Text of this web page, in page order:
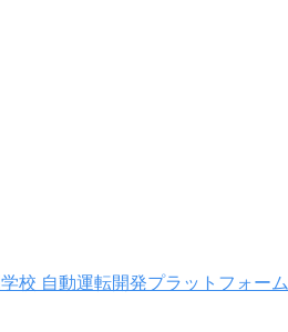
校 自動運転開発プラットフォーム